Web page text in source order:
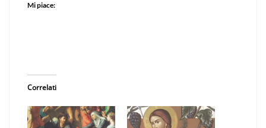
Mi piace:
Correlati